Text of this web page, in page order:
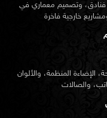
فنادق، وتصميم معماري في
المنظمة، والألوان